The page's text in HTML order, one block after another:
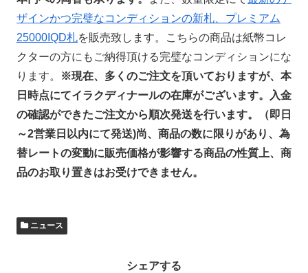
ザインかつ完璧なコンディションの新札、プレミアム
25000IQD札を販売致します。こちらの商品は紙幣コレ
クターの方にもご納得頂ける完璧なコンディションにな
ります。
※現在、多くのご注文を頂いておりますが、本
日時点にてイラクディナールの在庫がございます。入金
の確認ができたご注文から順次発送を行います。（即日
～2営業日以内にて発送)尚、商品の数に限りがあり、為
替レートの変動に販売価格が影響する商品の性質上、商
品のお取り置きはお受けできません。
ニュース
シェアする